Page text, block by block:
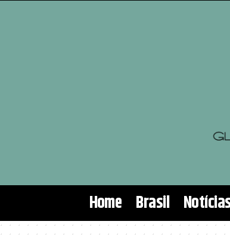
Home Brasil